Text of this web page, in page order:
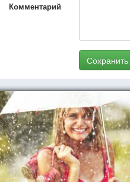
Комментарий
Сохранить